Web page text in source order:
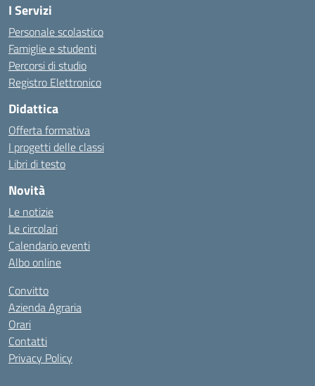
I Servizi
Personale scolastico
Famiglie e studenti
Percorsi di studio
Registro Elettronico
Didattica
Offerta formativa
I progetti delle classi
Libri di testo
Novità
Le notizie
Le circolari
Calendario eventi
Albo online
Convitto
Azienda Agraria
Orari
Contatti
Privacy Policy